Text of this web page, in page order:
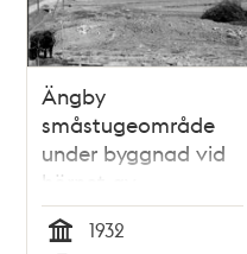
Ängby
småstugeområde
under byggnad vid
hörnet av
Blackebergsvägen
och Ängbyvägen,
1932